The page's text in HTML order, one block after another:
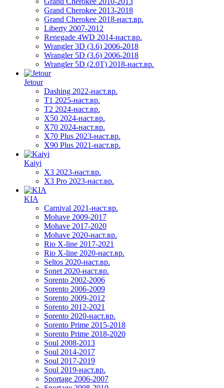
Grand Cherokee 2013-2018
Grand Cherokee 2018-наст.вр.
Liberty 2007-2012
Renegade 4WD 2014-наст.вр.
Wrangler 3D (3.6) 2006-2018
Wrangler 5D (3.6) 2006-2018
Wrangler 5D (2.0T) 2018-наст.вр.
Jetour
Dashing 2022-наст.вр.
T1 2025-наст.вр.
T2 2024-наст.вр.
X50 2024-наст.вр.
X70 2024-наст.вр.
X70 Plus 2023-наст.вр.
X90 Plus 2021-наст.вр.
Kaiyi
X3 2023-наст.вр.
X3 Pro 2023-наст.вр.
KIA
Carnival 2021-наст.вр.
Mohave 2009-2017
Mohave 2017-2020
Mohave 2020-наст.вр.
Rio X-line 2017-2021
Rio X-line 2020-наст.вр.
Seltos 2020-наст.вр.
Sonet 2020-наст.вр.
Sorento 2002-2006
Sorento 2006-2009
Sorento 2009-2012
Sorento 2012-2021
Sorento 2020-наст.вр.
Sorento Prime 2015-2018
Sorento Prime 2018-2020
Soul 2008-2013
Soul 2014-2017
Soul 2017-2019
Soul 2019-наст.вр.
Sportage 2006-2007